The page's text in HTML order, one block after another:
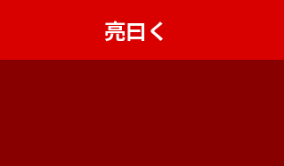
亮曰く